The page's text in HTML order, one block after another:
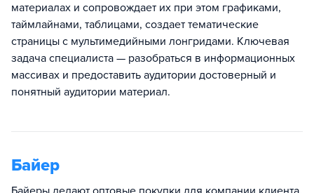
материалах и сопровождает их при этом графиками,
таймлайнами, таблицами, создает тематические
страницы с мультимедийными лонгридами. Ключевая
задача специалиста — разобраться в информационных
массивах и предоставить аудитории достоверный и
понятный аудитории материал.
Байер